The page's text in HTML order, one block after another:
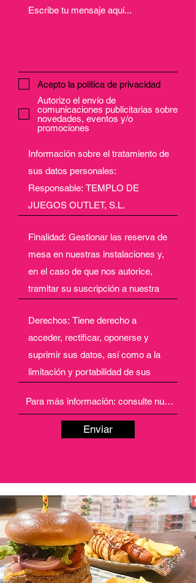
Acepto la política de privacidad
Autorizo el envío de
comunicaciones publicitarias sobre
novedades, eventos y/o
promociones
Enviar